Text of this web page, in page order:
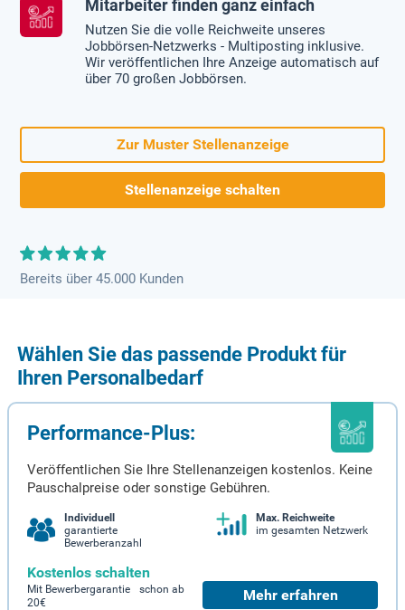
Mitarbeiter finden ganz einfach
Nutzen Sie die volle Reichweite unseres
Jobbörsen-Netzwerks - Multiposting inklusive.
Wir veröffentlichen Ihre Anzeige automatisch auf
über 70 großen Jobbörsen.
Zur Muster Stellenanzeige
Stellenanzeige schalten
Bereits über 45.000 Kunden
Wählen Sie das passende Produkt für
Ihren Personalbedarf
Performance-Plus:
Veröffentlichen Sie Ihre Stellenanzeigen kostenlos. Keine
Pauschalpreise oder sonstige Gebühren.
Individuell
garantierte
Bewerberanzahl
Max. Reichweite
im gesamten Netzwerk
Kostenlos schalten
Mit Bewerbergarantie schon ab
20€
Mehr erfahren